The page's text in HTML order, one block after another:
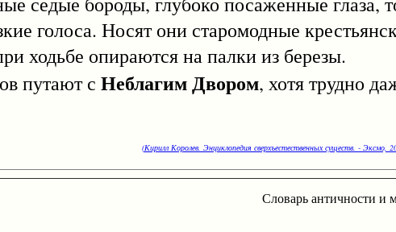
голоса. Носят они старомодные
ходьбе опираются на палки из березы.
путают с Неблагим Двором, хотя трудно
(Кирилл Королев. Энциклопедия сверхъестественных существ. - Эксмо,
Словарь античности и